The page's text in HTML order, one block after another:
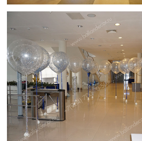
Climbers on Mount Rainier
4K Time-lapse Clip
Доставка шаров. 50 лет.